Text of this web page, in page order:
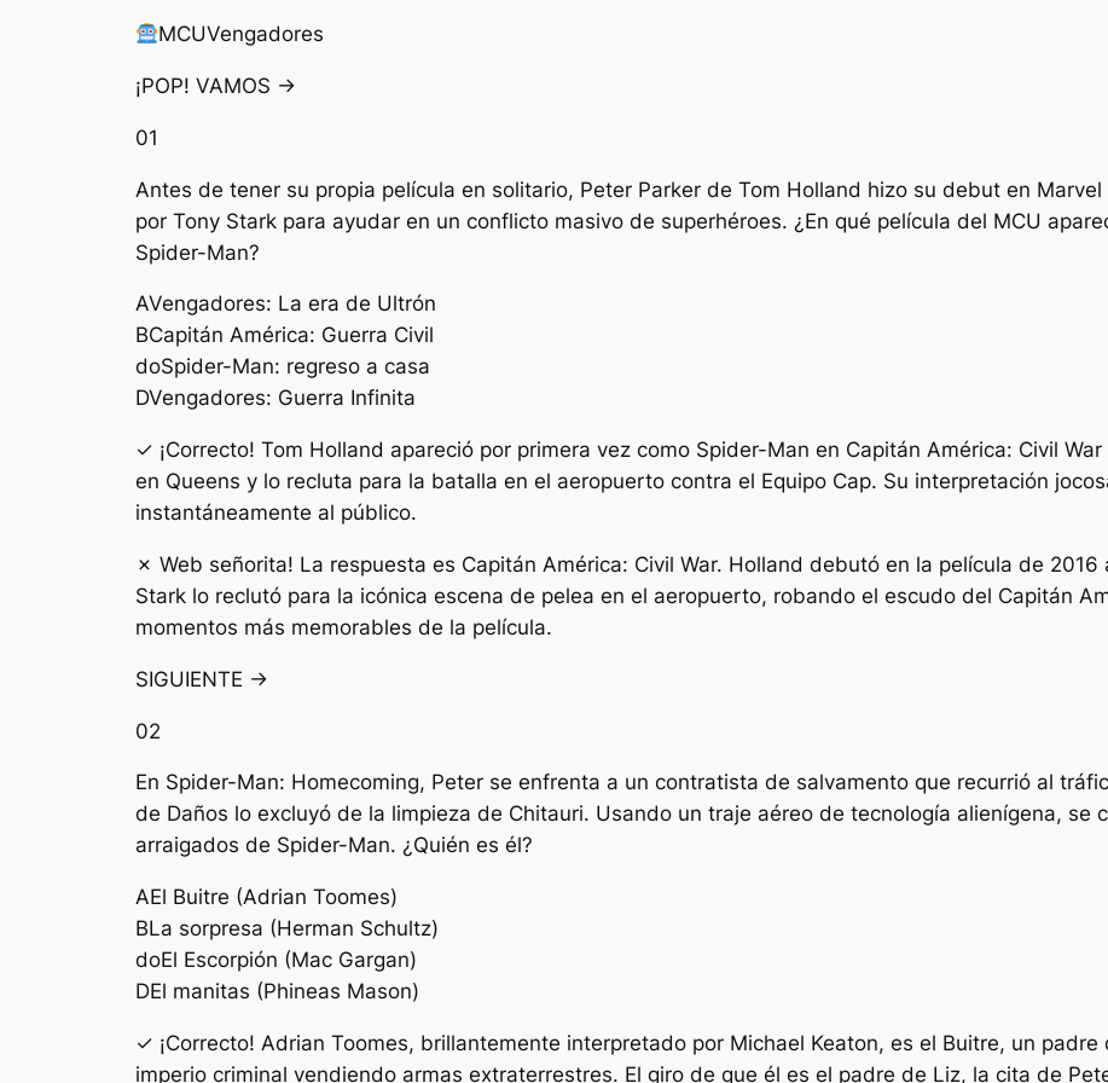
MCUVengadores
¡POP! VAMOS →
01
Antes de tener su propia película en solitario, Peter Parker de Tom Holland hizo su debut en
por Tony Stark para ayudar en un conflicto masivo de superhéroes. ¿En qué película del MCU
Spider-Man?
AVengadores: La era de Ultrón
BCapitán América: Guerra Civil
doSpider-Man: regreso a casa
DVengadores: Guerra Infinita
✓ ¡Correcto! Tom Holland apareció por primera vez como Spider-Man en Capitán América: Civil
en Queens y lo recluta para la batalla en el aeropuerto contra el Equipo Cap. Su interpretación
instantáneamente al público.
✗ Web señorita! La respuesta es Capitán América: Civil War. Holland debutó en la película de
Stark lo reclutó para la icónica escena de pelea en el aeropuerto, robando el escudo del Capitán
momentos más memorables de la película.
SIGUIENTE →
02
En Spider-Man: Homecoming, Peter se enfrenta a un contratista de salvamento que recurrió al
de Daños lo excluyó de la limpieza de Chitauri. Usando un traje aéreo de tecnología alienígena, se
arraigados de Spider-Man. ¿Quién es él?
AEl Buitre (Adrian Toomes)
BLa sorpresa (Herman Schultz)
doEl Escorpión (Mac Gargan)
DEl manitas (Phineas Mason)
✓ ¡Correcto! Adrian Toomes, brillantemente interpretado por Michael Keaton, es el Buitre, un
imperio criminal vendiendo armas extraterrestres. El giro de que él es el padre de Liz, la cita de